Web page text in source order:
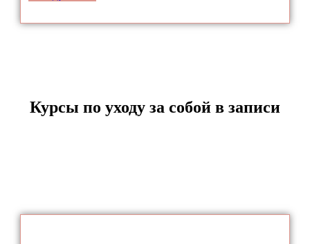
Курсы по уходу за собой в записи